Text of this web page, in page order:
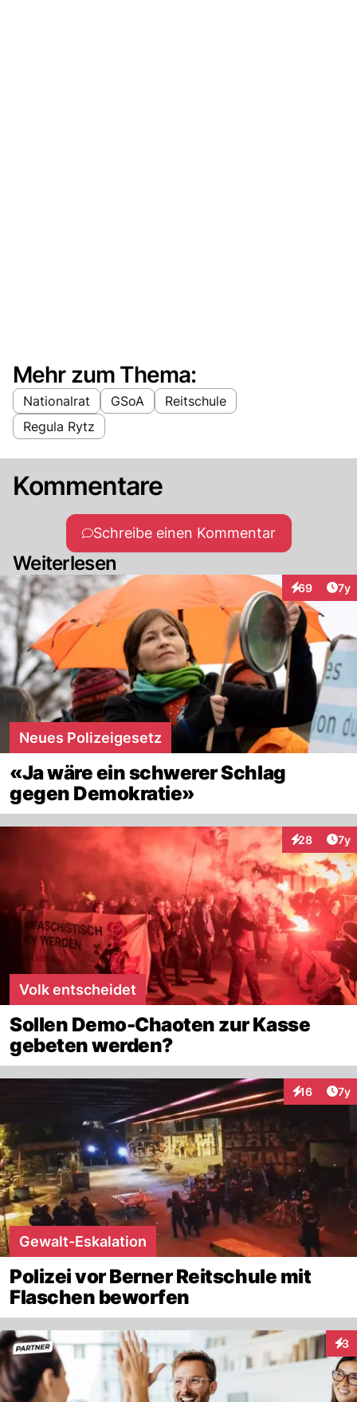
Mehr zum Thema:
Nationalrat GSoA
Reitschule
Regula Rytz
Kommentare
Schreibe einen Kommentar
Weiterlesen
69
Interaktionen
7y
Neues Polizeigesetz
«Ja wäre ein schwerer Schlag
gegen Demokratie»
28
Interaktionen
7y
Volk entscheidet
Sollen Demo-Chaoten zur Kasse
gebeten werden?
16 7y
Gewalt-Eskalation
Polizei vor Berner Reitschule mit
Flaschen beworfen
3